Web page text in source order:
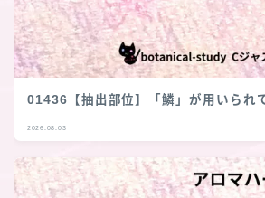
01436【抽出部位】「鱗」が用いられ
2026.08.03